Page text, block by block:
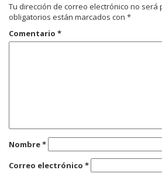
Tu dirección de correo electrónico no será
obligatorios están marcados con *
Comentario *
Nombre*
Correo electrónico *